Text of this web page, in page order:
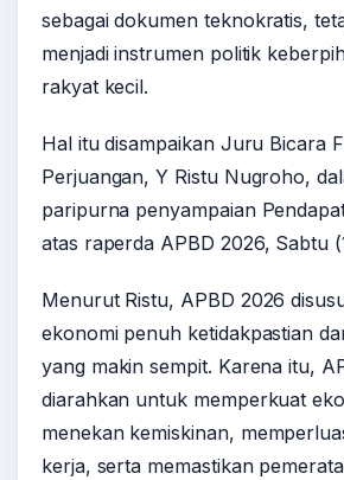
sebagai dokumen teknokratis,
menjadi instrumen politik
rakyat kecil.
Hal itu disampaikan Juru Bicara
Perjuangan, Y Ristu Nugroho,
paripurna penyampaian
atas raperda APBD 2026, Sabtu
Menurut Ristu, APBD 2026
ekonomi penuh ketidakpastian
yang makin sempit. Karena itu,
diarahkan untuk memperkuat
menekan kemiskinan,
kerja, serta memastikan